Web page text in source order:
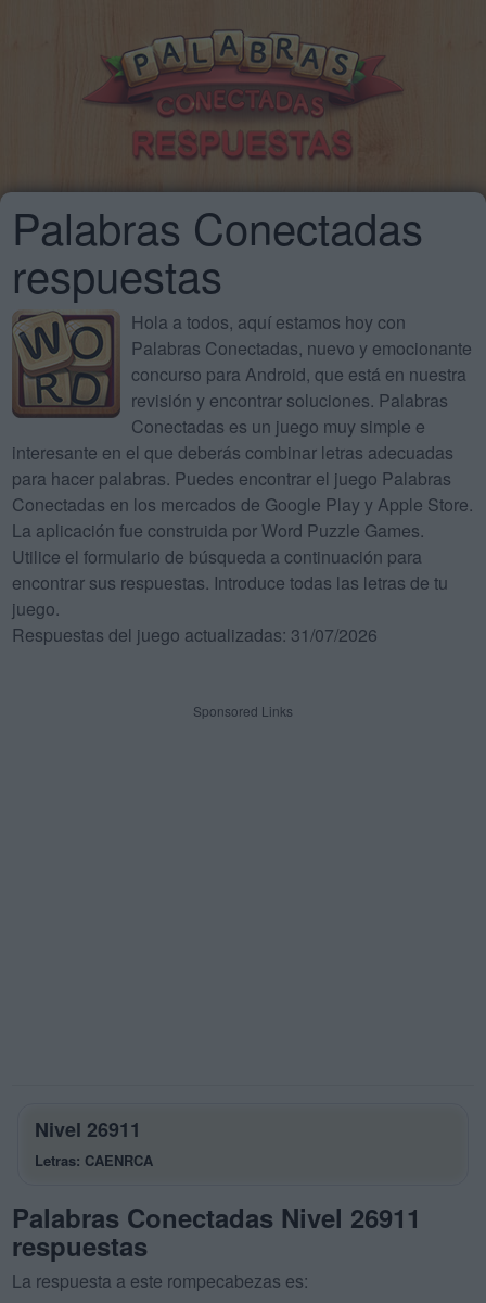
Palabras Conectadas
respuestas
Hola a todos, aquí estamos hoy con
Palabras Conectadas, nuevo y emocionante
concurso para Android, que está en nuestra
revisión y encontrar soluciones. Palabras
Conectadas es un juego muy simple e
interesante en el que deberás combinar letras adecuadas
para hacer palabras. Puedes encontrar el juego Palabras
Conectadas en los mercados de Google Play y Apple Store.
La aplicación fue construida por Word Puzzle Games.
Utilice el formulario de búsqueda a continuación para
encontrar sus respuestas. Introduce todas las letras de tu
juego.
Respuestas del juego actualizadas: 31/07/2026
Sponsored Links
Nivel 26911
Letras: CAENRCA
Palabras Conectadas Nivel 26911
respuestas
La respuesta a este rompecabezas es: